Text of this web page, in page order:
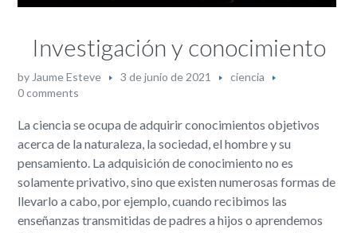
Investigación y conocimiento
by Jaume Esteve 3 de junio de 2021
ciencia
0 comments
La ciencia se ocupa de adquirir conocimientos objetivos
acerca de la naturaleza, la sociedad, el hombre y su
pensamiento. La adquisición de conocimiento no es
solamente privativo, sino que existen numerosas formas de
llevarlo a cabo, por ejemplo, cuando recibimos las
enseñanzas transmitidas de padres a hijos o aprendemos